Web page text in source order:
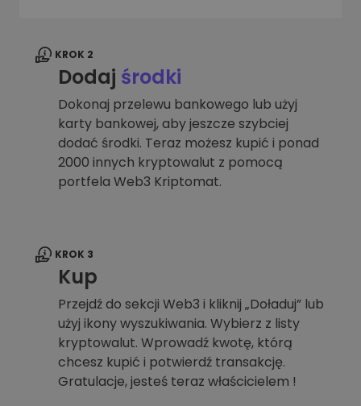
KROK 2
Dodaj środki
Dokonaj przelewu bankowego lub użyj
karty bankowej, aby jeszcze szybciej
dodać środki. Teraz możesz kupić i ponad
2000 innych kryptowalut z pomocą
portfela Web3 Kriptomat.
KROK 3
Kup
Przejdź do sekcji Web3 i kliknij „Doładuj” lub
użyj ikony wyszukiwania. Wybierz z listy
kryptowalut. Wprowadź kwotę, którą
chcesz kupić i potwierdź transakcję.
Gratulacje, jesteś teraz właścicielem !